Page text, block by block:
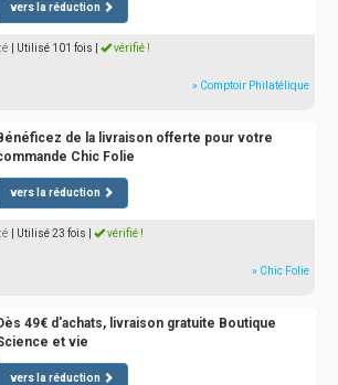
vers la réduction
| Utilisé 101 fois vérifié !
» Comptoir Philatélique
de la livraison offerte pour votre
Chic Folie
vers la réduction
| Utilisé 23 fois vérifié !
» Chic Folie
49€ d'achats, livraison gratuite Boutique
et vie
vers la réduction